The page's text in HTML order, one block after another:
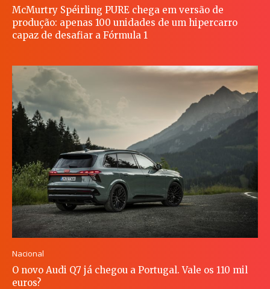
McMurtry Spéirling PURE chega em versão de
produção: apenas 100 unidades de um hipercarro
capaz de desafiar a Fórmula 1
Nacional
O novo Audi Q7 já chegou a Portugal. Vale os 110 mil
euros?